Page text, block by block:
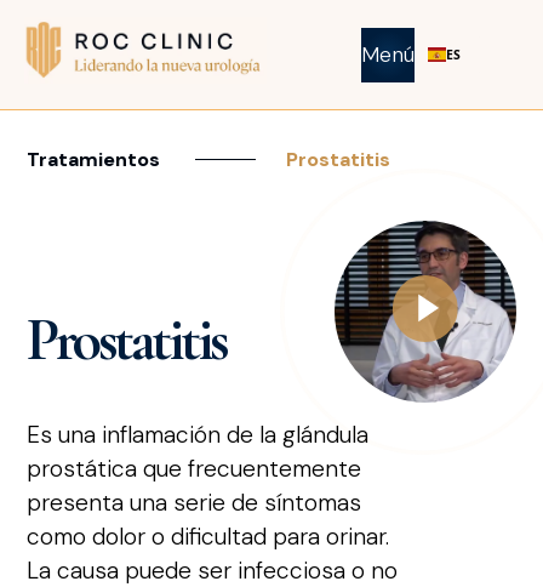
Menú ES
Tratamientos Prostatitis
Prostatitis
Es una inflamación de la glándula
prostática que frecuentemente
presenta una serie de síntomas
como dolor o dificultad para orinar.
La causa puede ser infecciosa o no